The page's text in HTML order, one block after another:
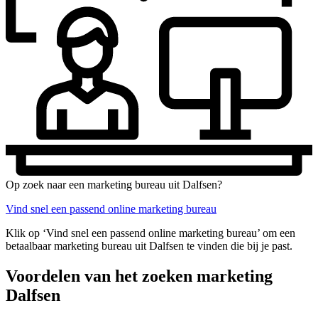
Op zoek naar een marketing bureau uit Dalfsen?
Vind snel een passend online marketing bureau
Klik op ‘Vind snel een passend online marketing bureau’ om een
betaalbaar marketing bureau uit Dalfsen te vinden die bij je past.
Voordelen van het zoeken marketing
Dalfsen